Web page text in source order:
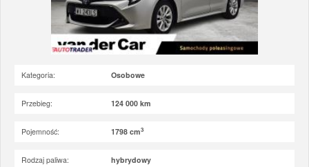
Kategoria: Osobowe
Przebieg: 124 000 km
Pojemność: 1798 cm3
Rodzaj paliwa: hybrydowy